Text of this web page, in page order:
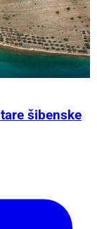
šibenske